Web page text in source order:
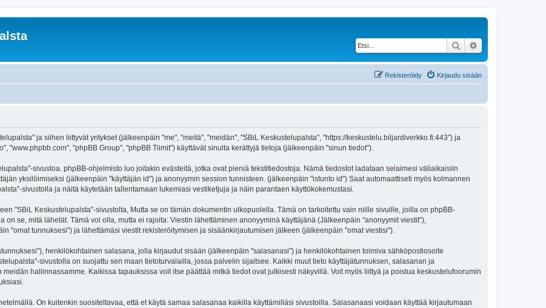
Etsi
Kirjaudu sisään
Rekisteröidy
ja siihen liittyvät yritykset (jälkeenpäin "me", "meitä", "meidän", "SBiL Keskustelupalsta", "https://keskustelu.biljardiverkko.fi:443") ja
"www.phpbb.com", "phpBB Group", "phpBB Tiimit") käyttävät sinulta kerättyjä tietoja (jälkeenpäin "sinun tiedot").
sivustoa. phpBB-ohjelmisto luo joitakin evästeitä, jotka ovat pieniä tekstitiedostoja. Nämä tiedostot ladataan selaimesi väliaikaisiin
yksilöimiseksi (jälkeenpäin "käyttäjän id") ja anonyymin session tunnisteen. (jälkeenpäin "istunto id") Saat automaattiseti myös kolmannen
sivustolla ja näitä käytetään tallentamaan lukemiasi vestiketjuja ja näin parantaen käyttökokemustasi.
"SBiL Keskustelupalsta"-sivustolta, Mutta se on tämän dokumentin ulkopuolella. Tämä on tarkoitettu vain niille sivuille, joilla on phpBB-
se, mitä lähetät. Tämä voi olla, mutta ei rajoita: Viestin lähettäminen anonyyminä käyttäjänä (Jälkeenpäin "anonyymit viestit"),
"omat tunnuksesi") ja lähettämäsi viestit rekisteröitymisen ja sisäänkirjautumisen jälkeen (jälkeenpäin "omat viestisi").
henkilökohtainen salasana, jolla kirjaudut sisään (jälkeenpäin "salasanasi") ja henkilökohtainen toimiva sähköpostiosoite
sivustolla on suojattu sen maan tietoturvalailla, jossa palvelin sijaitsee. Kaikki muut tieto käyttäjätunnuksen, salasanan ja
hallinnassamme. Kaikissa tapauksissa voit itse päättää mitkä tiedot ovat julkisesti näkyvillä. Voit myös liittyä ja poistua keskustelufoorumin
On kuitenkin suositeltavaa, että et käytä samaa salasanaa kaikilla käyttämilläsi sivustoilla. Salasanaasi voidaan käyttää kirjautumaan